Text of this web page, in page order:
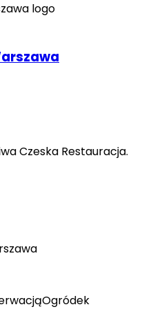
Czeska Restauracja.
Ogródek